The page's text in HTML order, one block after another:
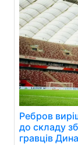
Ребров
до складу
гравців